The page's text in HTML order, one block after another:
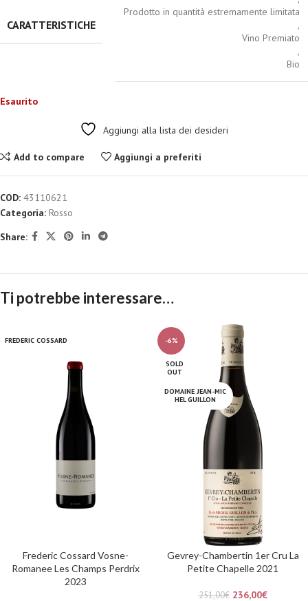
CARATTERISTICHE
Prodotto in quantità estremamente limitata
,
Vino Premiato
,
Bio
Esaurito
Aggiungi alla lista dei desideri
Add to compare Aggiungi a preferiti
COD: 43110621
Categoria: Rosso
Share:
Ti potrebbe interessare…
FREDERIC COSSARD
Frederic Cossard Vosne-
Romanee Les Champs Perdrix
2023
-6%
SOLD
OUT
DOMAINE JEAN-MIC
HEL GUILLON
Gevrey-Chambertin 1er Cru La
Petite Chapelle 2021
251,00€ 236,00€